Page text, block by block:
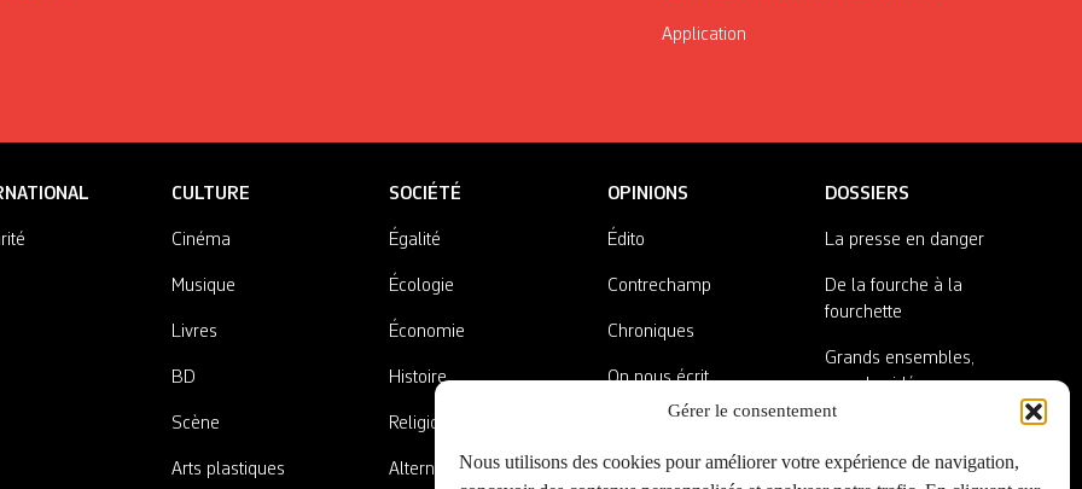
Gérer le consentement
Nous utilisons des cookies pour améliorer votre expérience de navigation,
Application
CULTURE
Cinéma
Musique
Livres
BD
Scène
Arts plastiques
SOCIÉTÉ
Égalité
Écologie
Économie
Histoire
Religions
Alternatives
OPINIONS
Édito
Contrechamp
Chroniques
On nous écrit
A côté de la plaque
DOSSIERS
La presse en danger
De la fourche à la
fourchette
Grands ensembles,
grandes idées